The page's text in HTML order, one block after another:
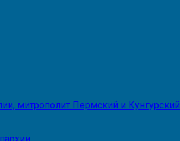
митрополит Пермский и Кунгурский